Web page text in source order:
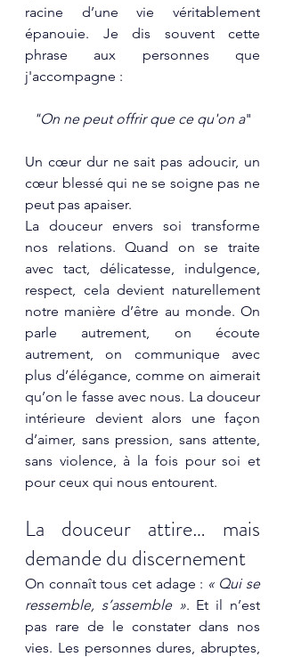
racine d’une vie véritablement
épanouie. Je dis souvent cette
phrase aux personnes que
j'accompagne :
"On ne peut offrir que ce qu'on a"
Un cœur dur ne sait pas adoucir, un
cœur blessé qui ne se soigne pas ne
peut pas apaiser.
La douceur envers soi transforme
nos relations. Quand on se traite
avec tact, délicatesse, indulgence,
respect, cela devient naturellement
notre manière d’être au monde. On
parle autrement, on écoute
autrement, on communique avec
plus d’élégance, comme on aimerait
qu’on le fasse avec nous. La douceur
intérieure devient alors une façon
d’aimer, sans pression, sans attente,
sans violence, à la fois pour soi et
pour ceux qui nous entourent.
La douceur attire… mais
demande du discernement
On connaît tous cet adage : « Qui se
ressemble, s’assemble ». Et il n’est
pas rare de le constater dans nos
vies. Les personnes dures, abruptes,